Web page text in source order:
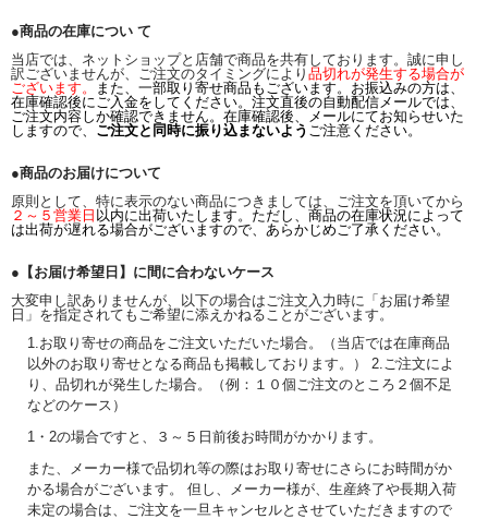
●商品の在庫につい て
当店では、ネットショップと店舗で商品を共有しております。誠に申し
訳ございませんが、ご注文のタイミングにより 品切れが発生する場合が
ございます。
また、一部取り寄せ商品もございます。お振込みの方は、
在庫確認後にご入金をしてください。注文直後の自動配信メールでは、
ご注文内容しか確認できません。在庫確認後、メールにてお知らせいた
しますので、 ご注文と同時に振り込まないよう ご注意ください。
●商品のお届けについて
原則として、特に表示のない商品につきましては、ご注文を頂いてから
２～５営業日 以内に出荷いたします。ただし、商品の在庫状況によって
は出荷が遅れる場合がございますので、あらかじめご了承ください。
●【お届け希望日】に間に合わないケース
大変申し訳ありませんが、以下の場合はご注文入力時に「お届け希望
日」を指定されてもご希望に添えかねることがございます。
1.お取り寄せの商品をご注文いただいた場合。（当店では在庫商品
以外のお取り寄せとなる商品も掲載しております。） 2.ご注文によ
り、品切れが発生した場合。（例：１０個ご注文のところ２個不足
などのケース）
1・2の場合ですと、３～５日前後お時間がかかります。
また、メーカー様で品切れ等の際はお取り寄せにさらにお時間がか
かる場合がございます。 但し、メーカー様が、生産終了や長期入荷
未定の場合は、ご注文を一旦キャンセルとさせていただきますので